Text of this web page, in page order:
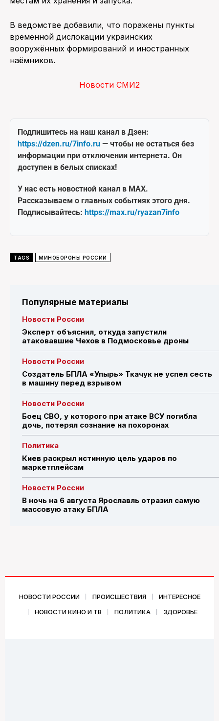
В ведомстве добавили, что поражены пункты
временной дислокации украинских
вооружённых формирований и иностранных
наёмников.
Новости СМИ2
Подпишитесь на наш канал в Дзен:
https://dzen.ru/7info.ru — чтобы не остаться без
информации при отключении интернета. Он
доступен в белых списках!
У нас есть новостной канал в MAX.
Рассказываем о главных событиях этого дня.
Подписывайтесь: https://max.ru/ryazan7info
TAGS МИНОБОРОНЫ РОССИИ
Популярные материалы
Новости России
Эксперт объяснил, откуда запустили
атаковавшие Чехов в Подмосковье дроны
Новости России
Создатель БПЛА «Упырь» Ткачук не успел сесть
в машину перед взрывом
Новости России
Боец СВО, у которого при атаке ВСУ погибла
дочь, потерял сознание на похоронах
Политика
Киев раскрыл истинную цель ударов по
маркетплейсам
Новости России
В ночь на 6 августа Ярославль отразил самую
массовую атаку БПЛА
НОВОСТИ РОССИИ ПРОИСШЕСТВИЯ
ИНТЕРЕСНОЕ
НОВОСТИ КИНО И ТВ
ПОЛИТИКА ЗДОРОВЬЕ